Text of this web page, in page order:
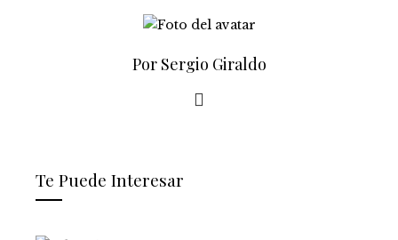
Por Sergio Giraldo
Te Puede Interesar